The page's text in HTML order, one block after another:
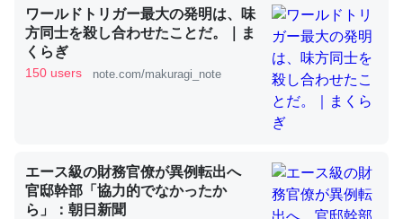
─ニュース :: 【研究発表】昆虫学の大問題＝「昆虫はなぜ海にいな
いのか」に関する新仮説
いる鋏角類（カブトガニ・ウミグモ）はカルシウムを使わ
ずキチンを強化してる筈だが、酵素が違うのか？
ワールドトリガー最大の発明は、味
方同士を殺し合わせたことだ。｜ま
くらぎ
150 users note.com/makuragi_note
エース級の財務官僚が異例転出へ
官邸幹部「協力的でなかったか
ら」：朝日新聞